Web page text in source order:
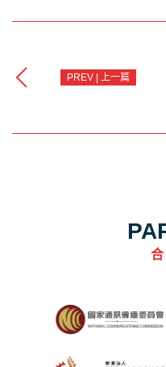
PREV | 上一篇